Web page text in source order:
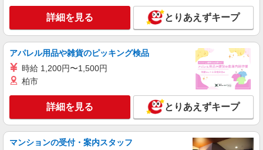
時給1,141円以上 ※経験によりスタート時給は
変動します。 ※AP評価制度：あり 年1回の評価
により時給を見直します。 ※アルバイト賞与（寸
志）：あり 年2回。勤続年数により金額UP。
イリーゼ川越はなれ （埼玉県川越市中台2丁目
1番24）
キープ 詳細を見る
株式会社HITOWA フードサービスカンパニー
福祉施設での調理補助【アルバイト・パート】
時給1,141円以上 ※経験によりスタート時給は
変動します。 ※AP評価制度：あり 年1回の評価
詳細を見る とりあえずキープ
アパレル用品や雑貨のピッキング検品
時給 1,200円〜1,500円
柏市
詳細を見る とりあえずキープ
マンションの受付・案内スタッフ